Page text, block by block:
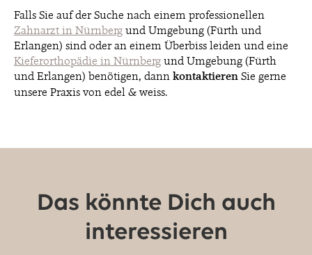
Falls Sie auf der Suche nach einem professionellen
Zahnarzt in Nürnberg und Umgebung (Fürth und
Erlangen) sind oder an einem Überbiss leiden und eine
Kieferorthopädie in Nürnberg und Umgebung (Fürth
und Erlangen) benötigen, dann kontaktieren Sie gerne
unsere Praxis von edel & weiss.
Das könnte Dich auch
interessieren